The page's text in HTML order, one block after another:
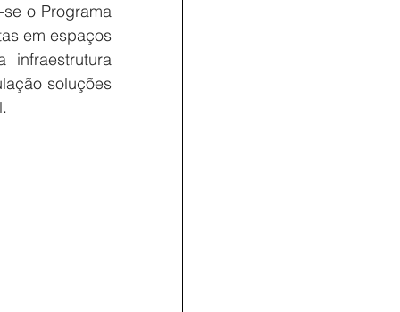
o Programa
em espaços
infraestrutura
soluções